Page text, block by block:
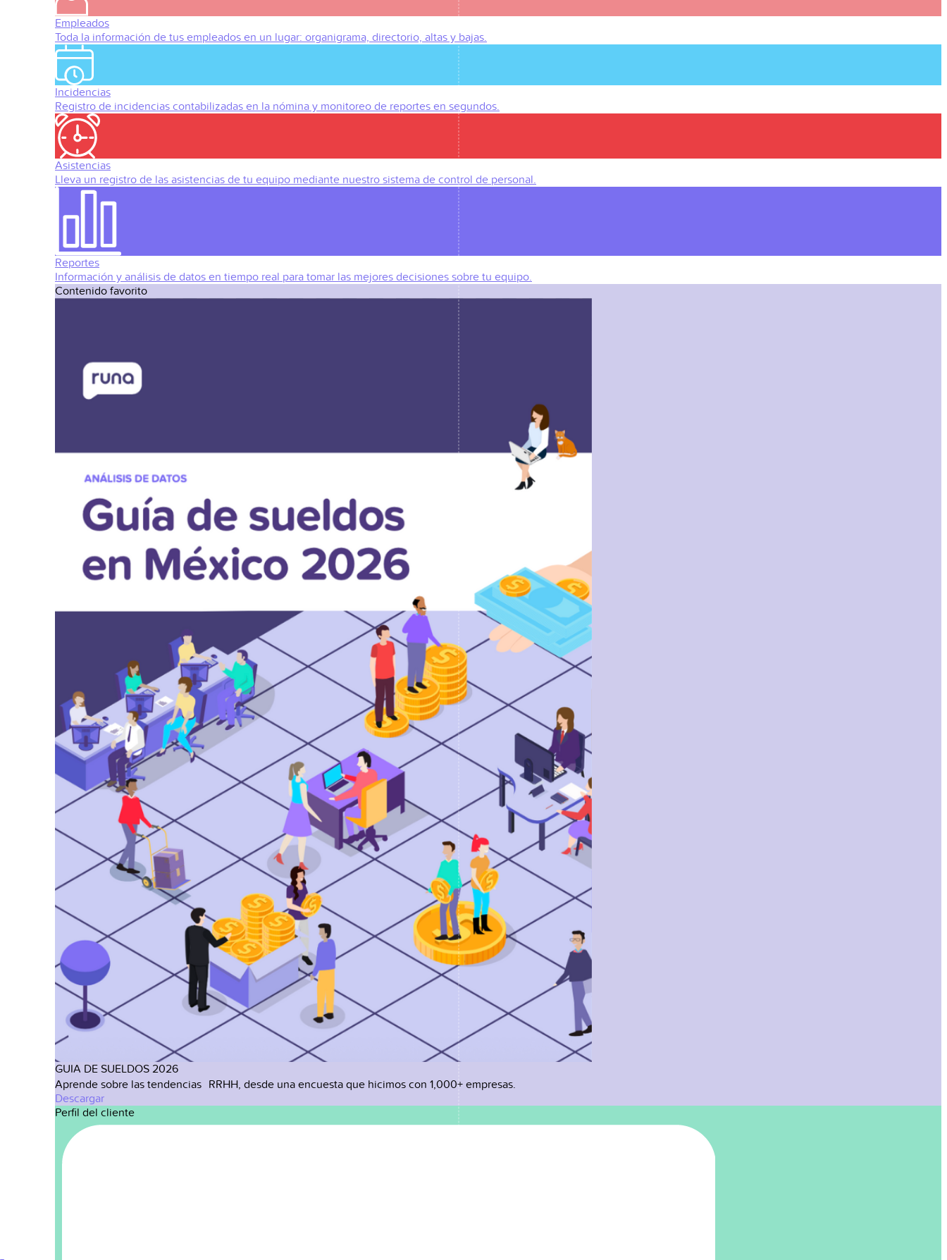
Empleados
Toda la información de tus empleados en un lugar: organigrama, directorio, altas y bajas.
Incidencias
Registro de incidencias contabilizadas en la nómina y monitoreo de reportes en segundos.
Asistencias
Lleva un registro de las asistencias de tu equipo mediante nuestro sistema de control de personal.
Reportes
Información y análisis de datos en tiempo real para tomar las mejores decisiones sobre tu equipo.
Contenido favorito
GUIA DE SUELDOS 2026
Aprende sobre las tendencias RRHH, desde una encuesta que hicimos con 1,000+ empresas.
Descargar
Perfil del cliente